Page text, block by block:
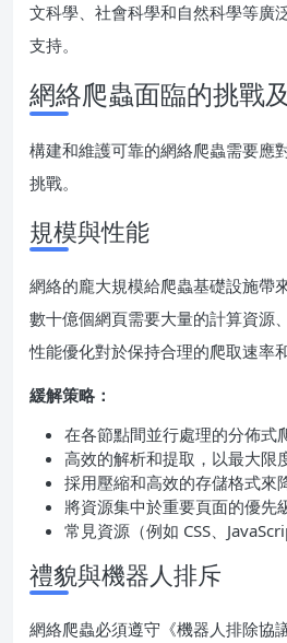
文科學、社會科學和自然科學等廣
支持。
網絡爬蟲面臨的挑戰
構建和維護可靠的網絡爬蟲需要應
挑戰。
規模與性能
網絡的龐大規模給爬蟲基礎設施帶
數十億個網頁需要大量的計算資源
性能優化對於保持合理的爬取速率
緩解策略：
在各節點間並行處理的分佈式
高效的解析和提取，以最大限
採用壓縮和高效的存儲格式來
將資源集中於重要頁面的優先
常見資源（例如 CSS、
禮貌與機器人排斥
網絡爬蟲必須遵守《機器人排除協